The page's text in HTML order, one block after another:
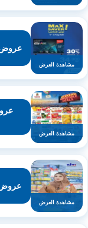
مشاهدة العرض
عروض
مشاهدة العرض
مشاهدة العرض
عروض